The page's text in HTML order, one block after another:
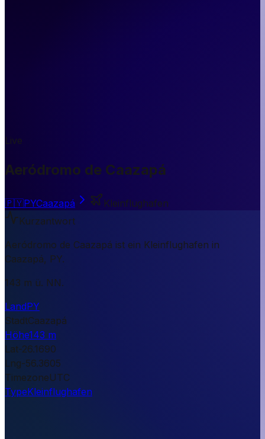
Live
Aeródromo de Caazapá
🇵🇾PYCaazapá
Kleinflughafen
Kurzantwort
Aeródromo de Caazapá ist ein Kleinflughafen in
Caazapá, PY.
143 m ü. NN.
LandPY
StadtCaazapá
Höhe143 m
Lat-26.1690
Lng-56.3605
TimezoneUTC
TypeKleinflughafen